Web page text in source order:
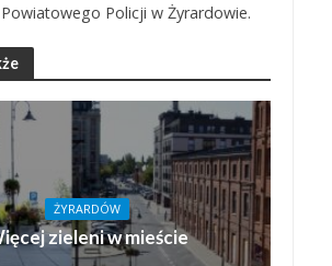
Policji w Żyrardowie.
ŻYRARDÓW
zieleni w mieście